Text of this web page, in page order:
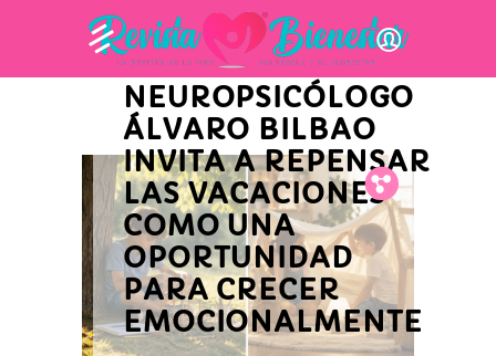
Fb.
Tw.
Pin.
INNOVACIÓN Y ACTUALIDAD EMPRESARIAL
EL
NEUROPSICÓLOGO
ÁLVARO BILBAO
INVITA A REPENSAR
LAS VACACIONES
COMO UNA
OPORTUNIDAD
PARA CRECER
EMOCIONALMENTE